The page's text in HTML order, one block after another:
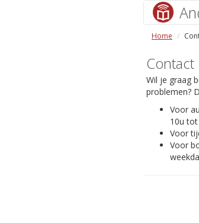
Home
Contact
Wil je graag
problemen?
Voor
10u
Voor
Voor